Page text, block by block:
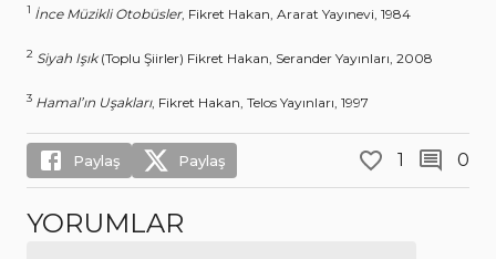
1 İnce Müzikli Otobüsler, Fikret Hakan, Ararat Yayınevi, 1984
2 Siyah Işık(Toplu Şiirler) Fikret Hakan, Serander Yayınları, 2008
3 Hamal’ın Uşakları, Fikret Hakan, Telos Yayınları, 1997
Paylaş Paylaş 1 0
YORUMLAR